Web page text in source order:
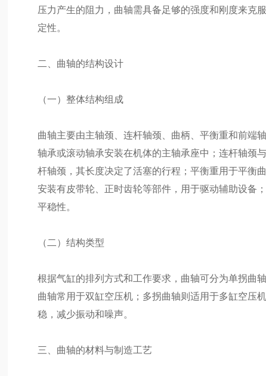
压力产生的阻力，曲轴需具备足够的强度和刚度来克
定性。
二、曲轴的结构设计
（一）整体结构组成
曲轴主要由主轴颈、连杆轴颈、曲柄、平衡重和前端
轴承或滚动轴承安装在机体的主轴承座中；连杆轴颈
杆轴颈，其长度决定了活塞的行程；平衡重用于平衡
安装有皮带轮、正时齿轮等部件，用于驱动辅助设备
平稳性。
（二）结构类型
根据气缸的排列方式和工作要求，曲轴可分为单拐曲
曲轴常用于双缸空压机；多拐曲轴则适用于多缸空压
稳，减少振动和噪声。
三、曲轴的材料与制造工艺